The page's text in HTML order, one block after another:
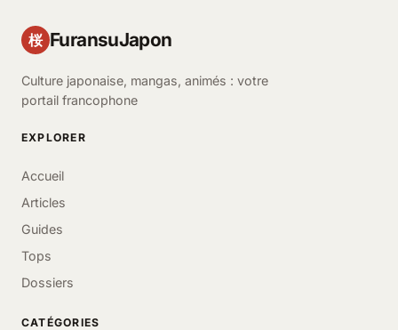
桜 FuransuJapon
Culture japonaise, mangas, animés : votre
portail francophone
EXPLORER
Accueil
Articles
Guides
Tops
Dossiers
CATÉGORIES